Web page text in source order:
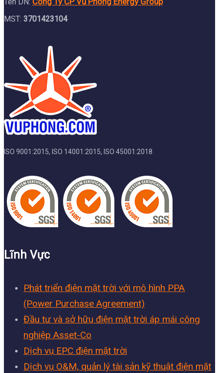
Tên DN:
MST: 3701423104
ISO 9001:2015, ISO 14001:2015, ISO 45001:2018
Lĩnh Vực
Phát triển điện mặt trời với mô hình PPA
(Power Purchase Agreement)
Đầu tư và sở hữu điện mặt trời áp mái công
nghiệp Asset-Co
Dịch vụ EPC điện mặt trời
Dịch vụ O&M, quản lý tài sản kỹ thuật điện mặt